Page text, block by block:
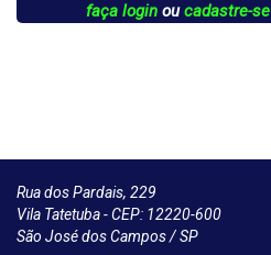
faça loginoucadastre-se
Rua dos Pardais, 229
Vila Tatetuba - CEP: 12220-600
São José dos Campos / SP